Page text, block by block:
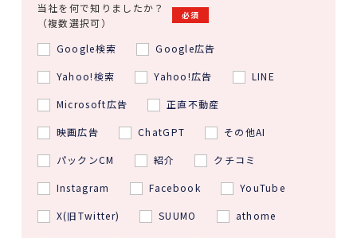
当社を何で知りましたか？
（複数選択可）
必須
Google検索 Google広告
Yahoo!検索 Yahoo!広告 LINE
Microsoft広告 正直不動産
映画広告 ChatGPT その他AI
パックンCM 紹介 クチコミ
Instagram Facebook YouTube
X(旧Twitter) SUUMO athome